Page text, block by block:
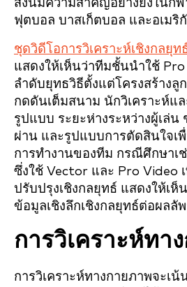
สิ่งนี้มีความสำคัญอย่างยิ่งในกีฬ
ฟุตบอล บาสเก็ตบอล และอเมริ
ชุดวิดีโอการวิเคราะห์เชิงกลยุท
แสดงให้เห็นว่าทีมชั้นนำใช้
ลำดับยุทธวิธีตั้งแต่โครงสร้างลู
กดดันเต็มสนาม นักวิเคราะห์แ
รูปแบบ ระยะห่างระหว่างผู้เล่น
ผ่าน และรูปแบบการตัดสินใจเ
การทำงานของทีม กรณีศึกษาเ
ซึ่งใช้ Vector และ Pro Video
ปรับปรุงเชิงกลยุทธ์ แสดงให้เห็
ข้อมูลเชิงลึกเชิงกลยุทธ์ต่อผลลั
การวิเคราะห์ทา
การวิเคราะห์ทางกายภาพจะเ